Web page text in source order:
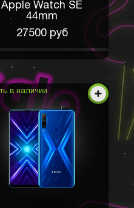
Apple Watch SE
44mm
27500 руб
в наличии